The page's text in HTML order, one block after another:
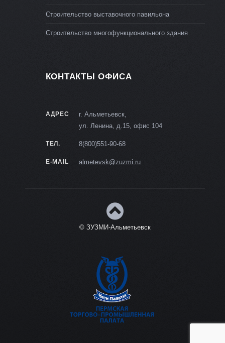
Строительство выставочного павильона
Строительство многофункционального здания
КОНТАКТЫ ОФИСА
АДРЕС
г. Альметьевск,
ул. Ленина, д.15, офис 104
ТЕЛ. 8(800)551-90-68
E-MAIL almetevsk@zuzmi.ru
© ЗУЗМИ-Альметьевск